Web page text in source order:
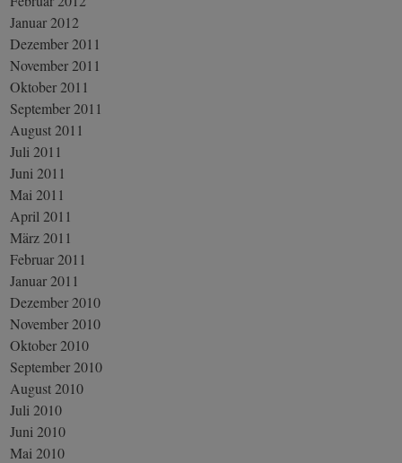
Januar 2012
Dezember 2011
November 2011
Oktober 2011
September 2011
August 2011
Juli 2011
Juni 2011
Mai 2011
April 2011
März 2011
Februar 2011
Januar 2011
Dezember 2010
November 2010
Oktober 2010
September 2010
August 2010
Juli 2010
Juni 2010
Mai 2010